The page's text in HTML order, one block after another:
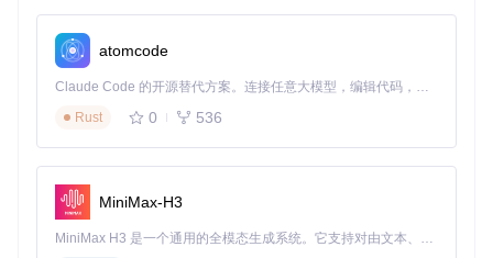
atomcode
Claude Code 的开源替代方案。连接任意大模型，编辑代码，运行命令，自动验证 — 全自动执行。用 Rust 构建，极致性能。 ｜ An open-source alternative to Claude Code. Connect any LLM, edit code, run commands, and verify changes — autonomously. Built in Rust for speed. Get Started
Rust
0 536
MiniMax-H3
MiniMax H3 是一个通用的全模态生成系统。它支持对由文本、图像、视频和音频组成的多模态上下文进行统一理解，并能生成分辨率高达 2K、时长可达 15 秒的带原生立体声音频的视频。得益于面向任务泛化的系统设计，H3 在预训练阶段就已具备广泛的多模态上下文理解与生成能力，能够出色地执行复杂的多模态指令。